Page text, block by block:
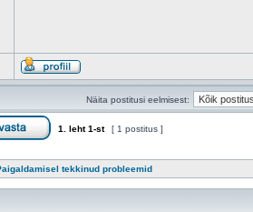
Näita postitusi eelmisest:
1 . leht1-st [ 1 postitus ]
tekkinud probleemid